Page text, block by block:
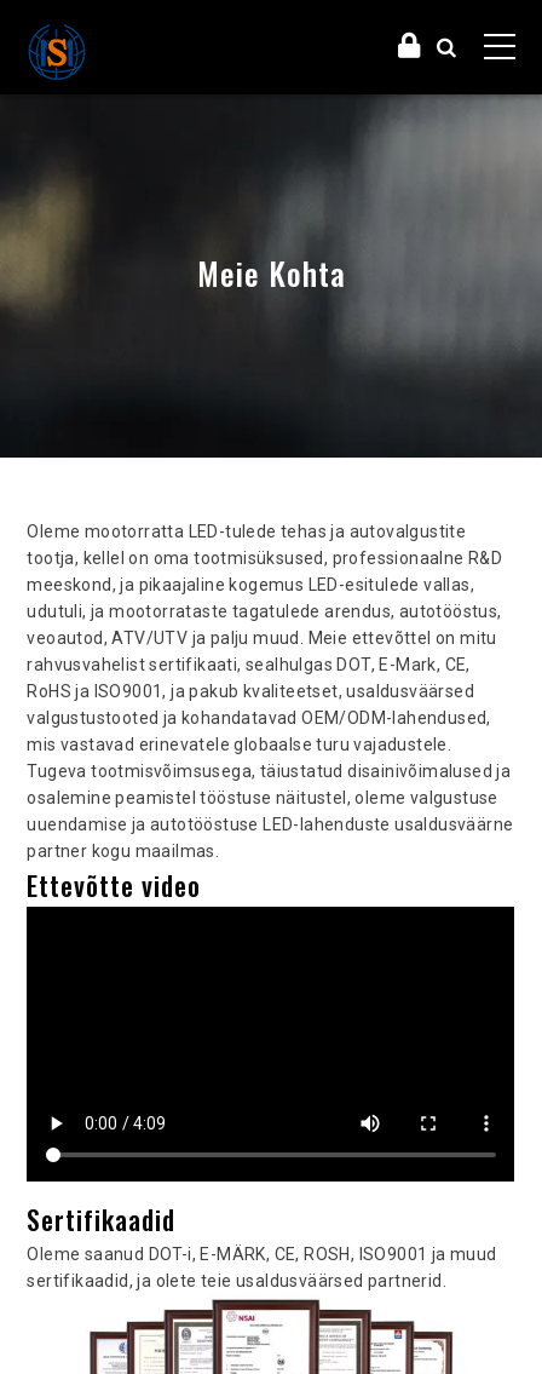
Meie Kohta
Oleme mootorratta LED-tulede tehas ja autovalgustite
tootja, kellel on oma tootmisüksused, professionaalne R&D
meeskond, ja pikaajaline kogemus LED-esitulede vallas,
udutuli, ja mootorrataste tagatulede arendus, autotööstus,
veoautod, ATV/UTV ja palju muud. Meie ettevõttel on mitu
rahvusvahelist sertifikaati, sealhulgas DOT, E-Mark, CE,
RoHS ja ISO9001, ja pakub kvaliteetset, usaldusväärsed
valgustustooted ja kohandatavad OEM/ODM-lahendused,
mis vastavad erinevatele globaalse turu vajadustele.
Tugeva tootmisvõimsusega, täiustatud disainivõimalused ja
osalemine peamistel tööstuse näitustel, oleme valgustuse
uuendamise ja autotööstuse LED-lahenduste usaldusväärne
partner kogu maailmas.
Ettevõtte video
Sertifikaadid
Oleme saanud DOT-i, E-MÄRK, CE, ROSH, ISO9001 ja muud
sertifikaadid, ja olete teie usaldusväärsed partnerid.